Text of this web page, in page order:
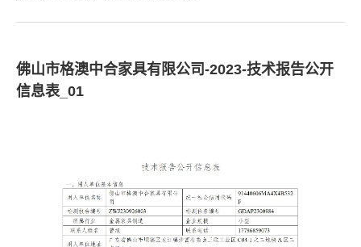
佛山市格澳中合家具有限公司-2023-技术报告公开
信息表_01